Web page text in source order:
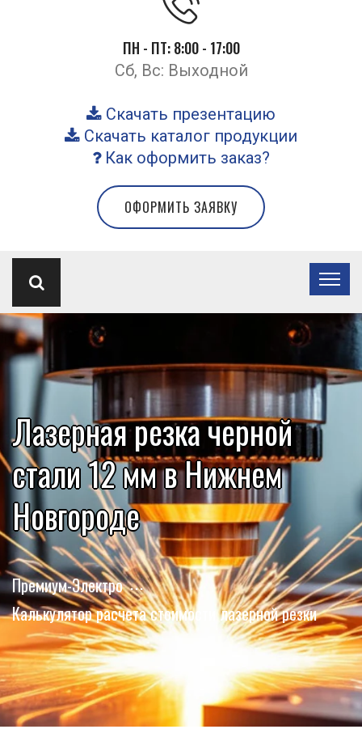
ПН - ПТ: 8:00 - 17:00
Сб, Вс: Выходной
Скачать презентацию
Скачать каталог продукции
Как оформить заказ?
ОФОРМИТЬ ЗАЯВКУ
Лазерная резка черной
стали 12 мм в Нижнем
Новгороде
Премиум-Электро
Калькулятор расчета стоимости лазерной резки